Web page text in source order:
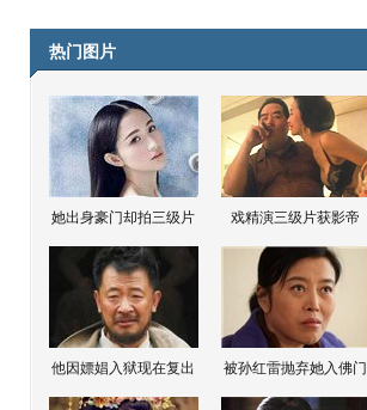
热门图片
她出身豪门却拍三级片 戏精演三级片获影帝
他因嫖娼入狱现在复出 被孙红雷抛弃她入佛门